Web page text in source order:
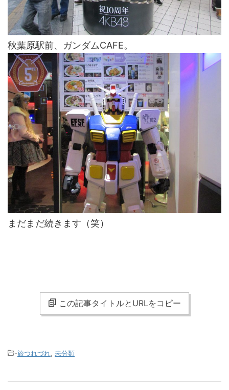
秋葉原駅前、ガンダムCAFE。
まだまだ続きます（笑）
この記事タイトルとURLをコピー
-旅つれづれ, 未分類